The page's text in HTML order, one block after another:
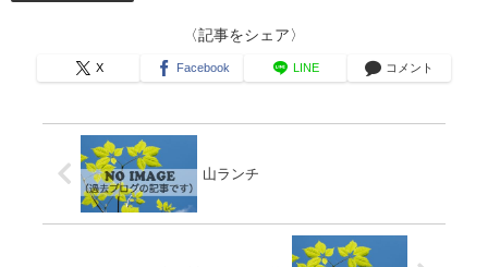
〈記事をシェア〉
X Facebook LINE コメント
山ランチ